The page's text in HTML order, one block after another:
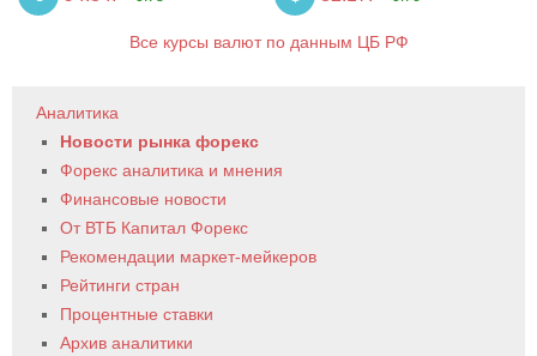
Все курсы валют по данным ЦБ РФ
Аналитика
Новости рынка форекс
Форекс аналитика и мнения
Финансовые новости
От ВТБ Капитал Форекс
Рекомендации маркет-мейкеров
Рейтинги стран
Процентные ставки
Архив аналитики